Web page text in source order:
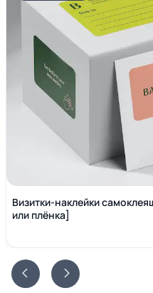
Визитки-наклейки
или плёнка]